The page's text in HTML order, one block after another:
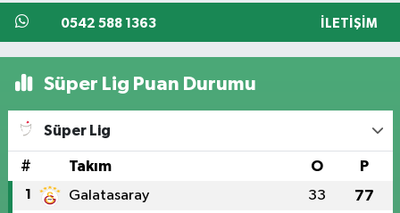
0542 588 1363 İLETIŞIM
Süper Lig Puan Durumu
Süper Lig
# Takım O P
1 Galatasaray 33 77